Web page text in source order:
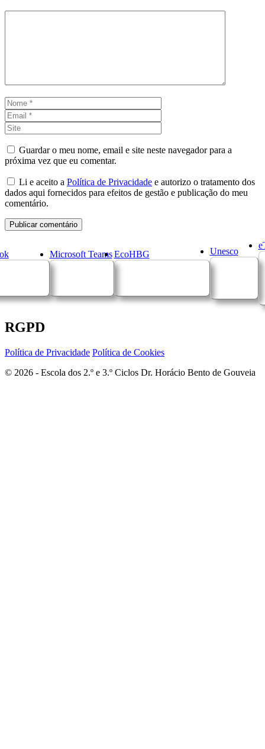
Nome
Guardar o meu nome, email e site neste navegador para a
próxima vez que eu comentar.
Li e aceito a Política de Privacidade e autorizo o tratamento dos
dados aqui fornecidos para efeitos de gestão e publicação do meu
comentário.
Microsoft Teams EcoHBG Unesco
RGPD
Política de Privacidade Política de Cookies
© 2026 - Escola dos 2.º e 3.º Ciclos Dr. Horácio Bento de Gouveia